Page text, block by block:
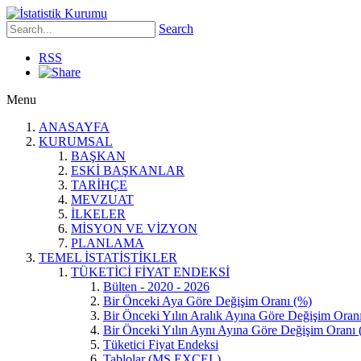
Search
RSS
Menu
ANASAYFA
KURUMSAL
BAŞKAN
ESKİ BAŞKANLAR
TARİHÇE
MEVZUAT
İLKELER
MİSYON VE VİZYON
PLANLAMA
TEMEL İSTATİSTİKLER
TÜKETİCİ FİYAT ENDEKSİ
Bülten - 2020 - 2026
Bir Önceki Aya Göre Değişim Oranı (%)
Bir Önceki Yılın Aralık Ayına Göre Değişim
Bir Önceki Yılın Aynı Ayına Göre Değişim Oranı
Tüketici Fiyat Endeksi